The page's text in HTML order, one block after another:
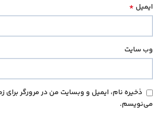
ایمیل *
وب‌ سایت
ذخیره نام، ایمیل و وبسایت من در مرورگر برای
می‌نویسم.